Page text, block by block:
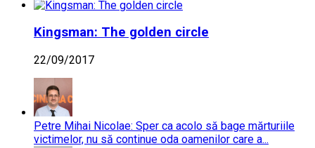
Kingsman: The golden circle
22/09/2017
Petre Mihai Nicolae: Sper ca acolo să bage mărturiile
victimelor, nu să continue oda oamenilor care a...